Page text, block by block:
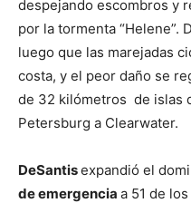
despejando escombros y
por la tormenta “Helene”.
luego que las marejadas
costa, y el peor daño se
de 32 kilómetros de islas
Petersburg a Clearwater.
DeSantisexpandió el
de emergencia a 51 de